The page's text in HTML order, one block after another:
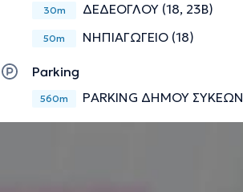
30m ΔΕΔΕΟΓΛΟΥ (18, 23Β)
50m ΝΗΠΙΑΓΩΓΕΙΟ (18)
Parking
560m PARKING ΔΗΜΟΥ ΣΥΚΕΩΝ